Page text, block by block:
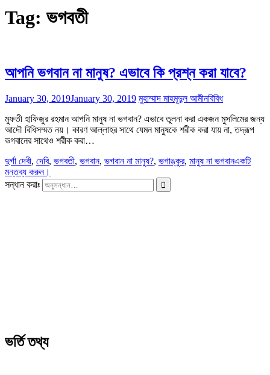
Tag: ভগবতী
আপনি ভগবান না মানুষ? এভাবে কি প্রশ্ন করা যাবে?
January 30, 2019January 30, 2019 মুহাম্মাদ মাহমূদুল আমীনবিবিধ
মুফতী হাফিজুর রহমান আপনি মানুষ না ভগবান? এভাবে তুলনা করা একজন মুসলিমের জন্য
আদৌ বিধিসম্মত নয়। কারণ আল্লাহর সাথে যেমন মানুষকে শরীক করা যায় না, তদ্রূপ
ভগবানের সাথেও শরীক করা…
দুর্গা দেবী, দেবি, ভগবতী, ভগবান, ভগবান না মানুষ?, ভগাঙ্কুর, মানুষ না ভগবানএকটি
মন্তব্য করুন।
সন্ধান করাঃ
ভর্তি তথ্য